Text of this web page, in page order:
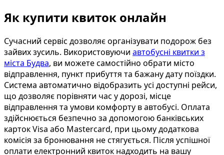
Як купити квиток онлайн
Сучасний сервіс дозволяє організувати подорож без
зайвих зусиль. Використовуючи автобусні квитки з
міста Будва, ви можете самостійно обрати місто
відправлення, пункт прибуття та бажану дату поїздки.
Система автоматично відобразить усі доступні рейси,
що дозволяє порівняти час у дорозі, місце
відправлення та умови комфорту в автобусі. Оплата
здійснюється безпечно за допомогою банківських
карток Visa або Mastercard, при цьому додаткова
комісія за бронювання не стягується. Після успішної
оплати електронний квиток надходить на вашу